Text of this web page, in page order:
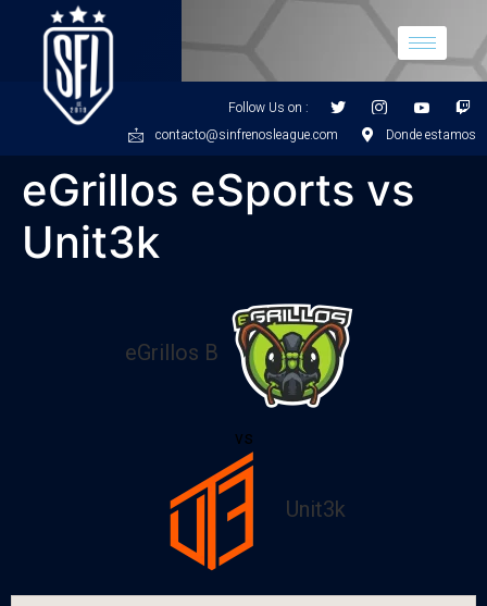
Follow Us on :
contacto@sinfrenosleague.com
Donde estamos
eGrillos eSports vs
Unit3k
eGrillos B
vs
Unit3k